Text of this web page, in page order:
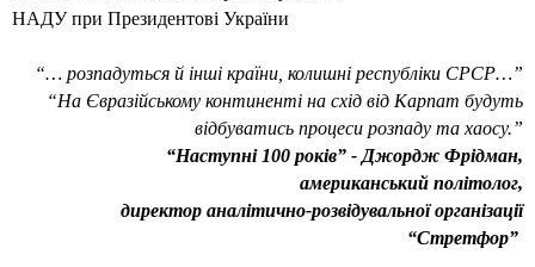
НАДУ при Президентові України
“… розпадуться й інші країни, колишні республіки СРСР…”
“На Євразійському континенті на схід від Карпат будуть
відбуватись процеси розпаду та хаосу.”
“Наступні 100 років” - Джордж Фрідман,
американський політолог,
директор аналітично-розвідувальної організації
“Стретфор”